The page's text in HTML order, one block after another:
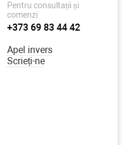
Pentru consultații și
comenzi
+373 69 83 44 42
Apel invers
Scrieți-ne